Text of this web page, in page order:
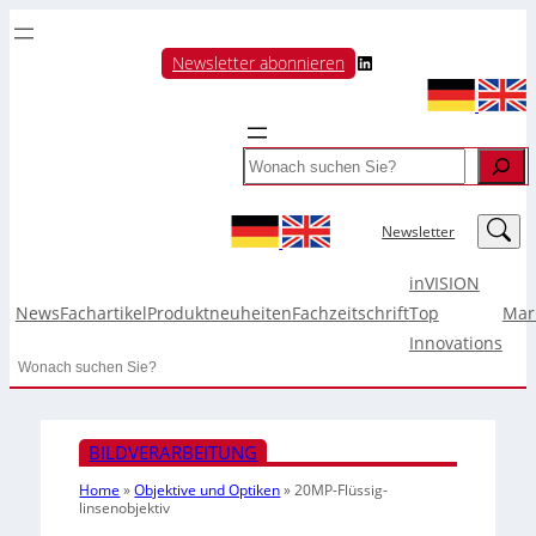
Newsletter abonnieren LinkedIn
Search
Newsletter LinkedIn
NewsFachartikelProduktneuheitenFachzeitschrift
inVISION
Top
Innovations
Search
BILDVERARBEITUNG
Home »Objektive und Optiken»20MP-Flüssig-
linsenobjektiv